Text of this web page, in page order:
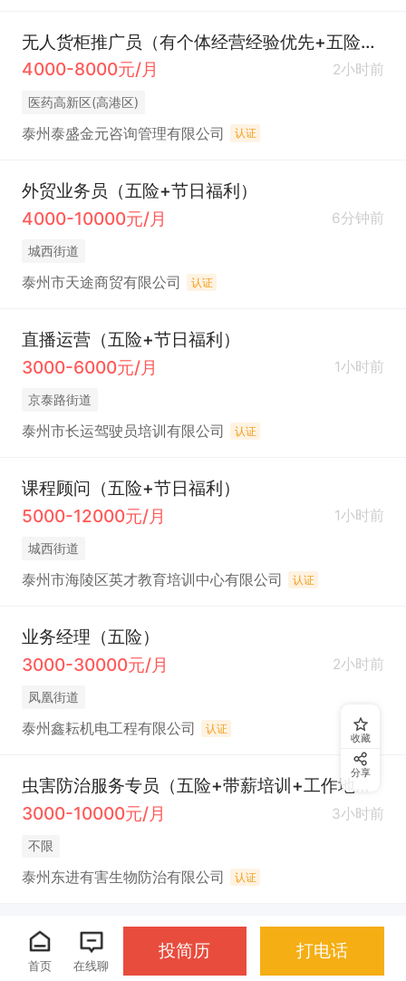
无人货柜推广员（有个体经营经验优先+五险一金双休）
4000-8000元/月
2小时前
医药高新区(高港区)
泰州泰盛金元咨询管理有限公司 认证
外贸业务员（五险+节日福利）
4000-10000元/月
6分钟前
城西街道
泰州市天途商贸有限公司 认证
直播运营（五险+节日福利）
3000-6000元/月
1小时前
京泰路街道
泰州市长运驾驶员培训有限公司 认证
课程顾问（五险+节日福利）
5000-12000元/月
1小时前
城西街道
泰州市海陵区英才教育培训中心有限公司 认证
业务经理（五险）
3000-30000元/月
2小时前
凤凰街道
泰州鑫耘机电工程有限公司 认证
虫害防治服务专员（五险+带薪培训+工作地点：药城/高港）
3000-10000元/月
3小时前
不限
泰州东进有害生物防治有限公司 认证
收藏
分享
首页 在线聊
投简历 打电话